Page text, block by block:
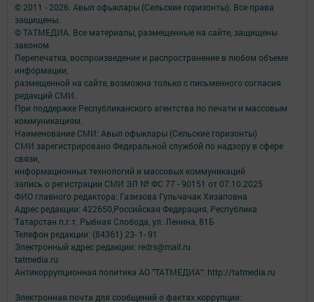
© 2011 - 2026. Авыл офыклары (Сельские горизонты). Все права
защищены.
© ТАТМЕДИА. Все материалы, размещенные на сайте, защищены
законом.
Перепечатка, воспроизведение и распространение в любом объеме
информации,
размещенной на сайте, возможна только с письменного согласия
редакций СМИ.
При поддержке Республиканского агентства по печати и массовым
коммуникациям.
Наименование СМИ: Авыл офыклары (Сельские горизонты)
СМИ зарегистрировано Федеральной службой по надзору в сфере
связи,
информационных технологий и массовых коммуникаций
запись о регистрации СМИ ЭЛ № ФС 77 - 90151 от 07.10.2025
ФИО главного редактора: Газизова Гульчачак Хизаповна
Адрес редакции: 422650,Российская Федерация, Республика
Татарстан п.г.т. Рыбная Слобода, ул. Ленина, 81Б
Телефон редакции: (84361) 23- 1- 91
Электронный адрес редакции: redrs@mail.ru
tatmedia.ru
Антикоррупционная политика АО "ТАТМЕДИА": http://tatmedia.ru
Электронная почта для сообщений о фактах коррупции: